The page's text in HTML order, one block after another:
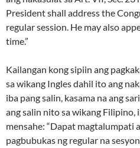
President shall address the
regular session. He may also
time.”
Kailangan kong sipiin ang
sa wikang Ingles dahil ito ang
iba pang salin, kasama na ang
ang salin nito sa wikang Filipino,
mensahe: “Dapat magtalumpati
pagbubukas ng regular na